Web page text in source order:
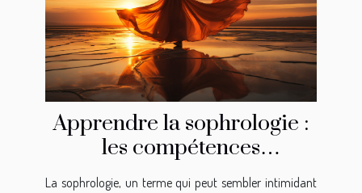
Apprendre la sophrologie :
les compétences
nécessaires
La sophrologie, un terme qui peut sembler intimidant